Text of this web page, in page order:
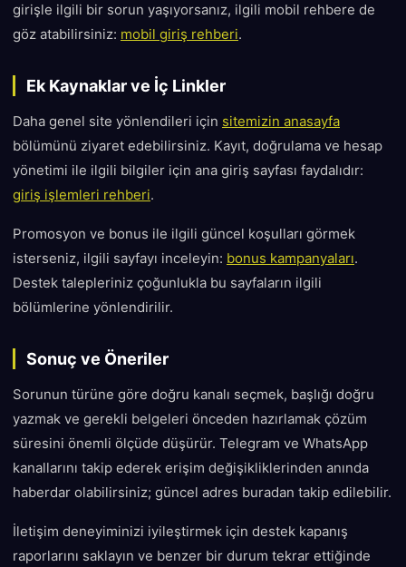
girişle ilgili bir sorun yaşıyorsanız, ilgili mobil rehbere de
göz atabilirsiniz: mobil giriş rehberi.
Ek Kaynaklar ve İç Linkler
Daha genel site yönlendileri için sitemizin anasayfa
bölümünü ziyaret edebilirsiniz. Kayıt, doğrulama ve hesap
yönetimi ile ilgili bilgiler için ana giriş sayfası faydalıdır:
giriş işlemleri rehberi.
Promosyon ve bonus ile ilgili güncel koşulları görmek
isterseniz, ilgili sayfayı inceleyin: bonus kampanyaları.
Destek talepleriniz çoğunlukla bu sayfaların ilgili
bölümlerine yönlendirilir.
Sonuç ve Öneriler
Sorunun türüne göre doğru kanalı seçmek, başlığı doğru
yazmak ve gerekli belgeleri önceden hazırlamak çözüm
süresini önemli ölçüde düşürür. Telegram ve WhatsApp
kanallarını takip ederek erişim değişikliklerinden anında
haberdar olabilirsiniz; güncel adres buradan takip edilebilir.
İletişim deneyiminizi iyileştirmek için destek kapanış
raporlarını saklayın ve benzer bir durum tekrar ettiğinde